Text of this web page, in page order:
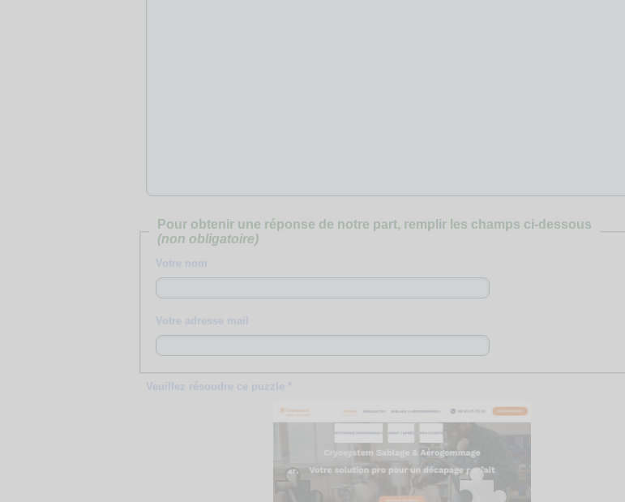
Pour obtenir une réponse de notre part, remplir les champs ci-dessous
(non obligatoire)
Votre nom
Votre adresse mail
Veuillez résoudre ce puzzle *